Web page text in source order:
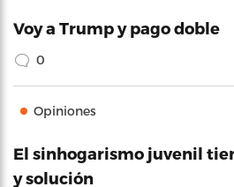
Voy a Trump y pago doble
0
Opiniones
El sinhogarismo juvenil
y solución